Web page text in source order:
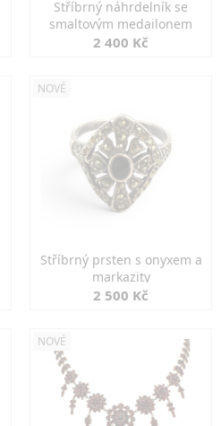
Stříbrný náhrdelník se
smaltovým medailonem
2 400 Kč
NOVÉ
Stříbrný prsten s onyxem a
markazity
2 500 Kč
NOVÉ